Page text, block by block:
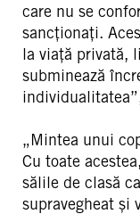
care nu se
sancționați.
la viață privată,
subminează
„Mintea unui
Cu toate
sălile de clasă
supravegheat și